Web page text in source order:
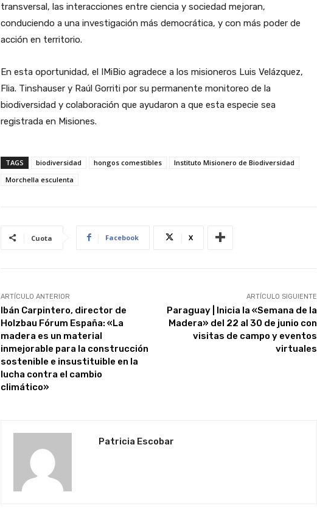
transversal, las interacciones entre ciencia y sociedad mejoran,
conduciendo a una investigación más democrática, y con más poder de
acción en territorio.
En esta oportunidad, el IMiBio agradece a los misioneros Luis Velázquez,
Flia. Tinshauser y Raúl Gorriti por su permanente monitoreo de la
biodiversidad y colaboración que ayudaron a que esta especie sea
registrada en Misiones.
TAGS biodiversidad hongos comestibles
Instituto Misionero de Biodiversidad
Morchella esculenta
Cuota Facebook X
ARTÍCULO ANTERIOR
Ibán Carpintero, director de
Holzbau Fórum España: «La
madera es un material
inmejorable para la construcción
sostenible e insustituible en la
lucha contra el cambio
climático»
ARTÍCULO SIGUIENTE
Paraguay | Inicia la «Semana de la
Madera» del 22 al 30 de junio con
visitas de campo y eventos
virtuales
Patricia Escobar